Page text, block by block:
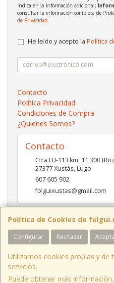
Política de Cookies de
Configurar Rechazar
Utilizamos cookies propias y
servicios.
Puede obtener más
indica en la información adicional;
consultar la información completa de
de Privacidad
He leído y acepto la Política
Contacto
Política Privacidad
Condiciones de Compra
¿Quienes Somos?
Contacto
Ctra LU-113 km. 11,300
27377Xustás,Lugo
607 605 902
folguixustas@gmail.com
Horario
Lunes a viernes de 10:00 a
Sábados de 10:00 a 14:00 y de